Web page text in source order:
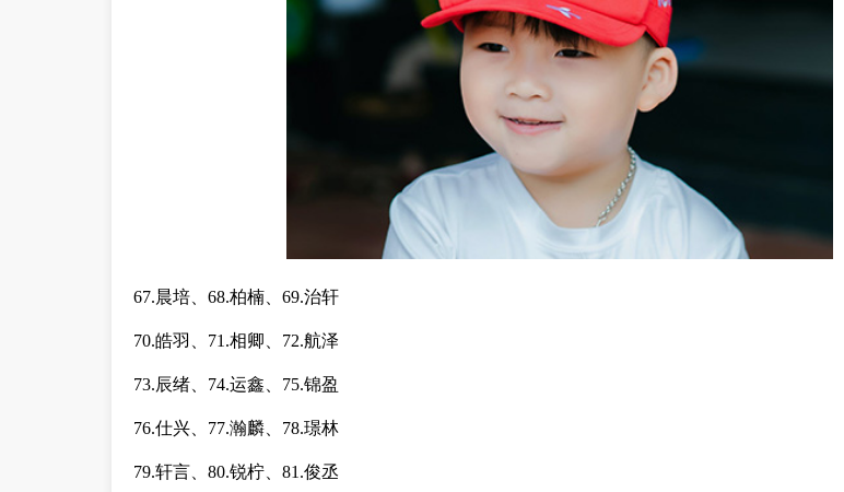
67.晨培、68.柏楠、69.治轩
70.皓羽、71.相卿、72.航泽
73.辰绪、74.运鑫、75.锦盈
76.仕兴、77.瀚麟、78.璟林
79.轩言、80.锐柠、81.俊丞